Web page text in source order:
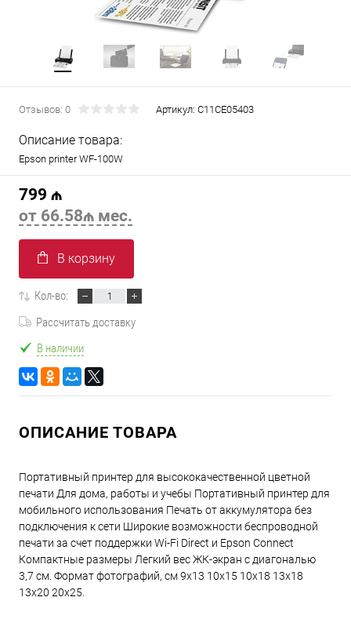
Отзывов: 0 Артикул: C11CE05403
Описание товара:
Epson printer WF-100W
799 ₼
от 66.58₼ мес.
В корзину
Кол-во:
Рассчитать доставку
В наличии
ОПИСАНИЕ ТОВАРА
Портативный принтер для высококачественной цветной
печати Для дома, работы и учебы Портативный принтер для
мобильного использования Печать от аккумулятора без
подключения к сети Широкие возможности беспроводной
печати за счет поддержки Wi-Fi Direct и Epson Connect
Компактные размеры Легкий вес ЖК-экран с диагональю
3,7 см. Формат фотографий, см 9x13 10x15 10x18 13x18
13x20 20x25.